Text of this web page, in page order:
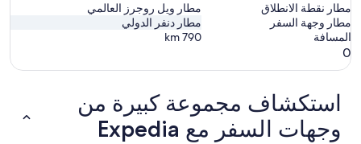
مطار نقطة الانطلاق
مطار ويل روجرز العالمي
مطار وجهة السفر
مطار دنفر الدولي
المسافة
790
km
0
استكشاف مجموعة كبيرة من
وجهات السفر مع Expedia